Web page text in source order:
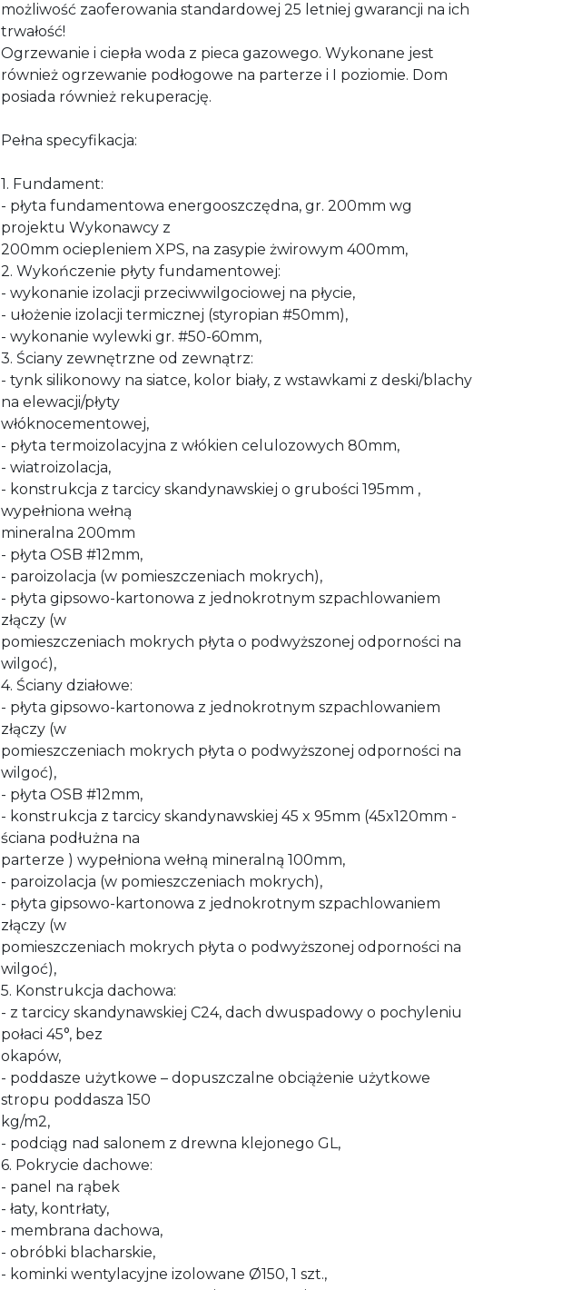
możliwość zaoferowania standardowej 25 letniej gwarancji na ich
trwałość!
Ogrzewanie i ciepła woda z pieca gazowego. Wykonane jest
również ogrzewanie podłogowe na parterze i I poziomie. Dom
posiada również rekuperację.
Pełna specyfikacja:
1. Fundament:
- płyta fundamentowa energooszczędna, gr. 200mm wg
projektu Wykonawcy z
200mm ociepleniem XPS, na zasypie żwirowym 400mm,
2. Wykończenie płyty fundamentowej:
- wykonanie izolacji przeciwwilgociowej na płycie,
- ułożenie izolacji termicznej (styropian #50mm),
- wykonanie wylewki gr. #50-60mm,
3. Ściany zewnętrzne od zewnątrz:
- tynk silikonowy na siatce, kolor biały, z wstawkami z deski/blachy
na elewacji/płyty
włóknocementowej,
- płyta termoizolacyjna z włókien celulozowych 80mm,
- wiatroizolacja,
- konstrukcja z tarcicy skandynawskiej o grubości 195mm ,
wypełniona wełną
mineralna 200mm
- płyta OSB #12mm,
- paroizolacja (w pomieszczeniach mokrych),
- płyta gipsowo-kartonowa z jednokrotnym szpachlowaniem
złączy (w
pomieszczeniach mokrych płyta o podwyższonej odporności na
wilgoć),
4. Ściany działowe:
- płyta gipsowo-kartonowa z jednokrotnym szpachlowaniem
złączy (w
pomieszczeniach mokrych płyta o podwyższonej odporności na
wilgoć),
- płyta OSB #12mm,
- konstrukcja z tarcicy skandynawskiej 45 x 95mm (45x120mm -
ściana podłużna na
parterze ) wypełniona wełną mineralną 100mm,
- paroizolacja (w pomieszczeniach mokrych),
- płyta gipsowo-kartonowa z jednokrotnym szpachlowaniem
złączy (w
pomieszczeniach mokrych płyta o podwyższonej odporności na
wilgoć),
5. Konstrukcja dachowa:
- z tarcicy skandynawskiej C24, dach dwuspadowy o pochyleniu
połaci 45°, bez
okapów,
- poddasze użytkowe – dopuszczalne obciążenie użytkowe
stropu poddasza 150
kg/m2,
- podciąg nad salonem z drewna klejonego GL,
6. Pokrycie dachowe:
- panel na rąbek
- łaty, kontrłaty,
- membrana dachowa,
- obróbki blacharskie,
- kominki wentylacyjne izolowane Ø150, 1 szt.,